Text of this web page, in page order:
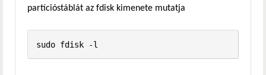
partícióstáblát az fdisk kimenete mutatja
sudo fdisk -l